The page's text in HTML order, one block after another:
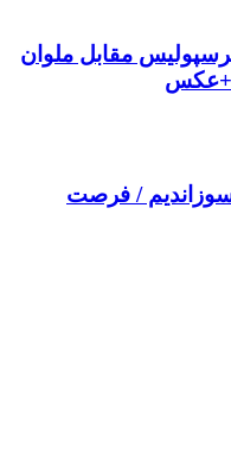
مقابل ملوان
+عکس
سوزاندیم / فرصت